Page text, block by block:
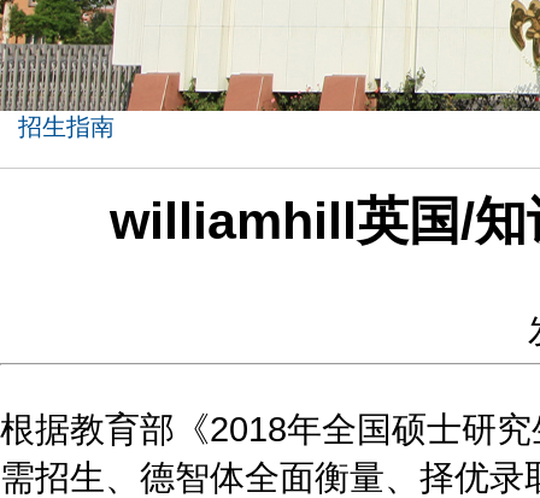
招生指南
williamhill英国/知
根据教育部《2018年全国硕士研
需招生、德智体全面衡量、择优录